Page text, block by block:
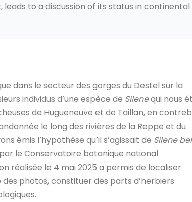
to a discussion of its status in continental
dans le secteur des gorges du Destel sur la
individus d’une espèce de Silenequi nous
de Hugueneuve et de Taillan, en
le long des rivières de la Reppe et du
émis l’hypothèse qu’il s’agissait de Silene
le Conservatoire botanique national
réalisée le 4 mai 2025 a permis de localiser
photos, constituer des parts d’herbiers